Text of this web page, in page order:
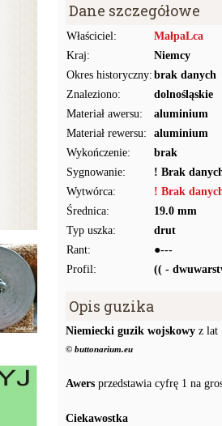
Dane szczegółowe
Właściciel:
MałpaLca
Kraj:
Niemcy
Okres historyczny: brak danych
Znaleziono:
dolnośląskie
Materiał awersu:
aluminium
Materiał rewersu:
aluminium
Wykończenie:
brak
Sygnowanie:
! Brak
Wytwórca:
! Brak
Średnica:
19.0 mm
Typ uszka:
drut
Rant:
●---
Profil:
(( -
Opis guzika
Niemiecki guzik wojskowy z lat
© buttonarium.eu
Awers przedstawia cyfrę 1 na
Ciekawostka